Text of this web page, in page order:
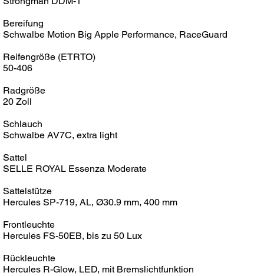
Bereifung
Schwalbe Motion Big Apple Performance, RaceGuard
Reifengröße (ETRTO)
50-406
Radgröße
20 Zoll
Schlauch
Schwalbe AV7C, extra light
Sattel
SELLE ROYAL Essenza Moderate
Sattelstütze
Hercules SP-719, AL, Ø30.9 mm, 400 mm
Frontleuchte
Hercules FS-50EB, bis zu 50 Lux
Rückleuchte
Hercules R-Glow, LED, mit Bremslichtfunktion